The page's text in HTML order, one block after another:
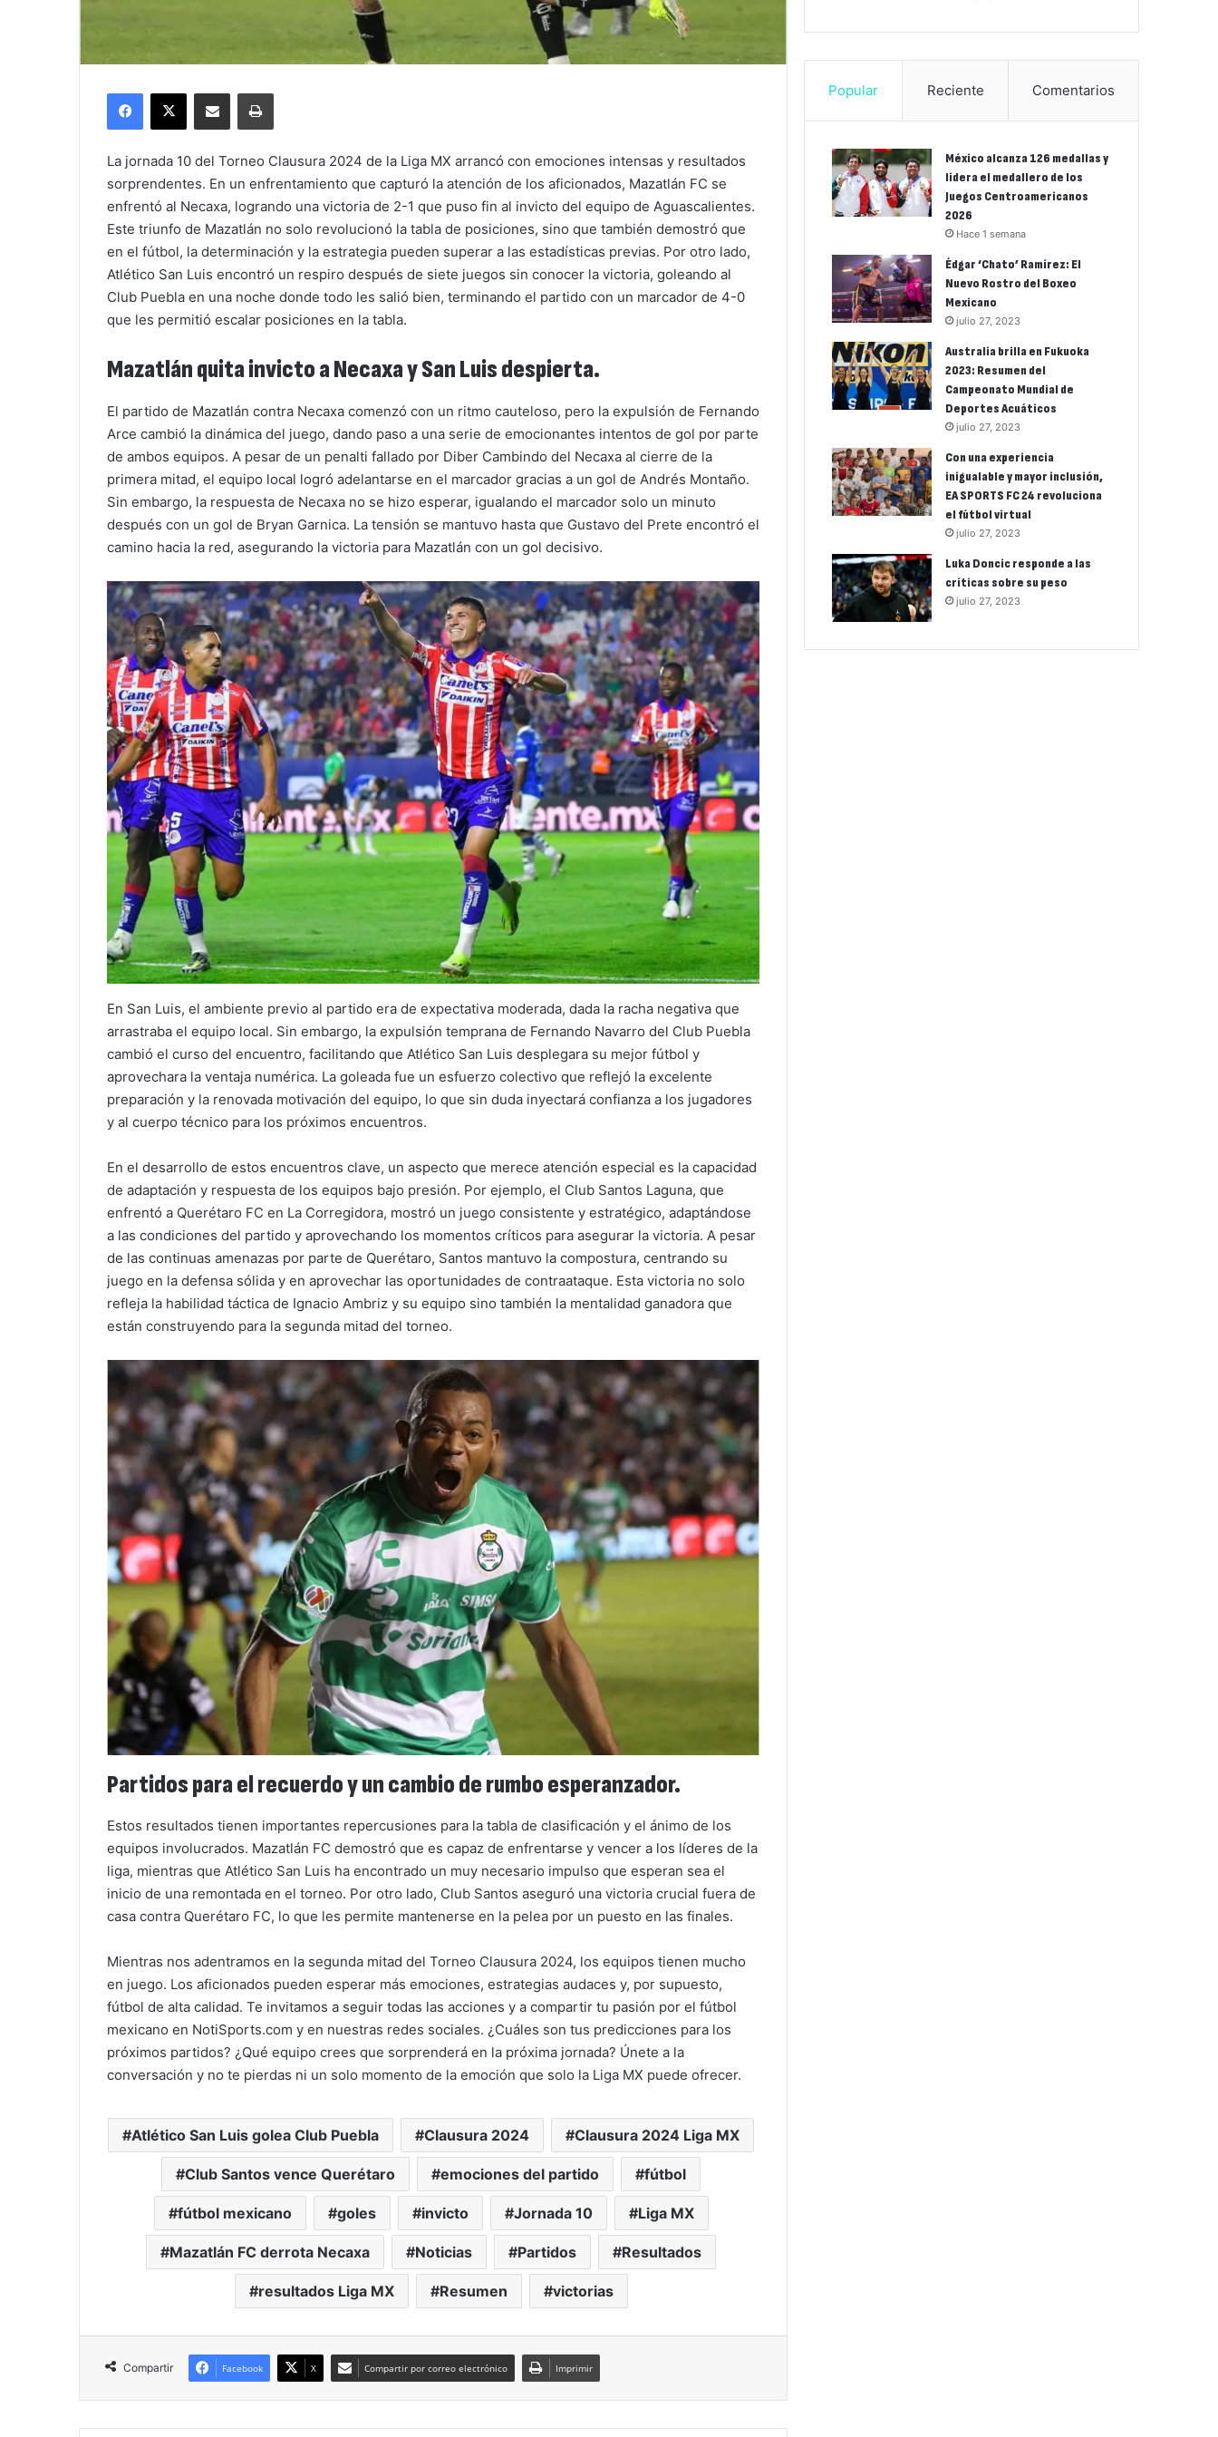
Facebook
X Compartir por correo electrónicoImprimir
La jornada 10 del Torneo Clausura 2024 de la Liga MX arrancó con emociones intensas y resultados
sorprendentes. En un enfrentamiento que capturó la atención de los aficionados, Mazatlán FC se
enfrentó al Necaxa, logrando una victoria de 2-1 que puso fin al invicto del equipo de Aguascalientes.
Este triunfo de Mazatlán no solo revolucionó la tabla de posiciones, sino que también demostró que
en el fútbol, la determinación y la estrategia pueden superar a las estadísticas previas. Por otro lado,
Atlético San Luis encontró un respiro después de siete juegos sin conocer la victoria, goleando al
Club Puebla en una noche donde todo les salió bien, terminando el partido con un marcador de 4-0
que les permitió escalar posiciones en la tabla.
Mazatlán quita invicto a Necaxa y San Luis despierta.
El partido de Mazatlán contra Necaxa comenzó con un ritmo cauteloso, pero la expulsión de Fernando
Arce cambió la dinámica del juego, dando paso a una serie de emocionantes intentos de gol por parte
de ambos equipos. A pesar de un penalti fallado por Diber Cambindo del Necaxa al cierre de la
primera mitad, el equipo local logró adelantarse en el marcador gracias a un gol de Andrés Montaño.
Sin embargo, la respuesta de Necaxa no se hizo esperar, igualando el marcador solo un minuto
después con un gol de Bryan Garnica. La tensión se mantuvo hasta que Gustavo del Prete encontró el
camino hacia la red, asegurando la victoria para Mazatlán con un gol decisivo.
En San Luis, el ambiente previo al partido era de expectativa moderada, dada la racha negativa que
arrastraba el equipo local. Sin embargo, la expulsión temprana de Fernando Navarro del Club Puebla
cambió el curso del encuentro, facilitando que Atlético San Luis desplegara su mejor fútbol y
aprovechara la ventaja numérica. La goleada fue un esfuerzo colectivo que reflejó la excelente
preparación y la renovada motivación del equipo, lo que sin duda inyectará confianza a los jugadores
y al cuerpo técnico para los próximos encuentros.
En el desarrollo de estos encuentros clave, un aspecto que merece atención especial es la capacidad
de adaptación y respuesta de los equipos bajo presión. Por ejemplo, el Club Santos Laguna, que
enfrentó a Querétaro FC en La Corregidora, mostró un juego consistente y estratégico, adaptándose
a las condiciones del partido y aprovechando los momentos críticos para asegurar la victoria. A pesar
de las continuas amenazas por parte de Querétaro, Santos mantuvo la compostura, centrando su
juego en la defensa sólida y en aprovechar las oportunidades de contraataque. Esta victoria no solo
refleja la habilidad táctica de Ignacio Ambriz y su equipo sino también la mentalidad ganadora que
están construyendo para la segunda mitad del torneo.
Partidos para el recuerdo y un cambio de rumbo esperanzador.
Estos resultados tienen importantes repercusiones para la tabla de clasificación y el ánimo de los
equipos involucrados. Mazatlán FC demostró que es capaz de enfrentarse y vencer a los líderes de la
liga, mientras que Atlético San Luis ha encontrado un muy necesario impulso que esperan sea el
inicio de una remontada en el torneo. Por otro lado, Club Santos aseguró una victoria crucial fuera de
casa contra Querétaro FC, lo que les permite mantenerse en la pelea por un puesto en las finales.
Mientras nos adentramos en la segunda mitad del Torneo Clausura 2024, los equipos tienen mucho
en juego. Los aficionados pueden esperar más emociones, estrategias audaces y, por supuesto,
fútbol de alta calidad. Te invitamos a seguir todas las acciones y a compartir tu pasión por el fútbol
mexicano en NotiSports.com y en nuestras redes sociales. ¿Cuáles son tus predicciones para los
próximos partidos? ¿Qué equipo crees que sorprenderá en la próxima jornada? Únete a la
conversación y no te pierdas ni un solo momento de la emoción que solo la Liga MX puede ofrecer.
Atlético San Luis golea Club Puebla Clausura 2024 Clausura 2024 Liga MX
Club Santos vence Querétaro emociones del partido fútbol
fútbol mexicano goles invicto Jornada 10 Liga MX
Mazatlán FC derrota Necaxa Noticias Partidos Resultados
resultados Liga MX Resumen victorias
Compartir Facebook X Compartir por correo electrónico Imprimir
Popular Reciente Comentarios
México alcanza 126 medallas y
lidera el medallero de los
Juegos Centroamericanos
2026
Hace 1 semana
Édgar ‘Chato’ Ramírez: El
Nuevo Rostro del Boxeo
Mexicano
julio 27, 2023
Australia brilla en Fukuoka
2023: Resumen del
Campeonato Mundial de
Deportes Acuáticos
julio 27, 2023
Con una experiencia
inigualable y mayor inclusión,
EA SPORTS FC 24 revoluciona
el fútbol virtual
julio 27, 2023
Luka Doncic responde a las
críticas sobre su peso
julio 27, 2023